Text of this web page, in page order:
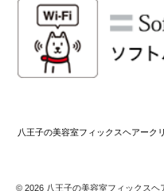
八王子の美容室フィックスヘアーク
© 2026 八王子の美容室フィックスヘ